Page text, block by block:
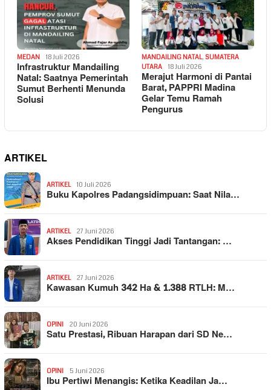
MEDAN 18 Juli 2026
Infrastruktur Mandailing
Natal: Saatnya Pemerintah
Sumut Berhenti Menunda
Solusi
MANDAILING NATAL, SUMATERA
UTARA
18 Juli 2026
Merajut Harmoni di Pantai
Barat, PAPPRI Madina
Gelar Temu Ramah
Pengurus
ARTIKEL
ARTIKEL 10 Juli 2026
Buku Kapolres Padangsidimpuan: Saat Nila…
ARTIKEL 27 Juni 2026
Akses Pendidikan Tinggi Jadi Tantangan: …
ARTIKEL 27 Juni 2026
Kawasan Kumuh 342 Ha & 1.388 RTLH: M…
OPINI 20 Juni 2026
Satu Prestasi, Ribuan Harapan dari SD Ne…
OPINI 5 Juni 2026
Ibu Pertiwi Menangis: Ketika Keadilan Ja…